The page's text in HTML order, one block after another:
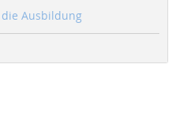
Ausbildung